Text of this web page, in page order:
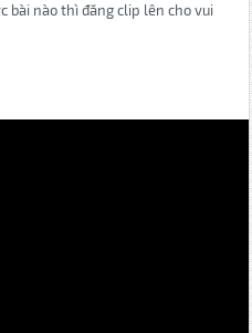
bài nào thì đăng clip lên cho vui